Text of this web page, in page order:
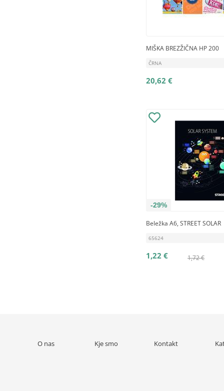
MIŠKA BREZŽIČNA HP 200
ČRNA
20,62 €
-29%
Beležka A6, STREET SOLAR
65624
1,72 €
1,22 €
O nas Kje smo Kontakt